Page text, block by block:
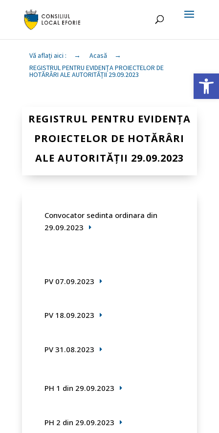
Deschide
Vă aflați aici : → Acasă
→
REGISTRUL PENTRU EVIDENȚA PROIECTELOR DE
HOTĂRÂRI ALE AUTORITĂȚII 29.09.2023
REGISTRUL PENTRU EVIDENȚA
PROIECTELOR DE HOTĂRÂRI
ALE AUTORITĂȚII 29.09.2023
Convocator sedinta ordinara din
29.09.2023
PV 07.09.2023
PV 18.09.2023
PV 31.08.2023
PH 1 din 29.09.2023
PH 2 din 29.09.2023